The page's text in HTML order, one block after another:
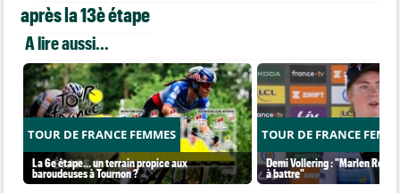
après la 13è étape
A lire aussi...
TOUR DE FRANCE FEMMES
La 6e étape… un terrain propice aux
baroudeuses à Tournon ?
TOUR DE FRANCE
Demi Vollering : "Marlen
à battre"